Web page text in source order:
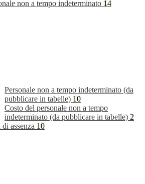
non a tempo indeterminato 14
Personale non a tempo indeterminato (da
pubblicare in tabelle) 10
Costo del personale non a tempo
indeterminato (da pubblicare in tabelle) 2
di assenza 10